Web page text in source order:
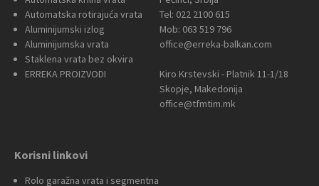
Automatska rotirajuća vrata
Aluminijumski izlog
Aluminijumska vrata
Staklena vrata bez okvira
ERREKA PROIZVODI
Tel: 022 2100 615
Mob: 063 519 796
office@erreka-balkan.com
Kiro Krstevski - Platnik 11-1/18
Skopje, Makedonija
office@tfmtim.mk
Korisni linkovi
Rolo garažna vrata i segmentna